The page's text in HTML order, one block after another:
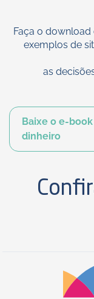
Faça o
exemplos de
as
Baixe o e-
dinheiro